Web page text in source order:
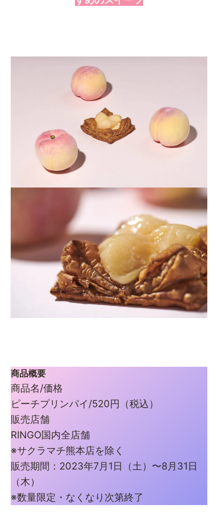
商品概要
商品名/価格
ピーチプリンパイ/520円（税込）
販売店舗
RINGO国内全店舗
※サクラマチ熊本店を除く
販売期間：2023年7月1日（土）〜8月31日
（木）
※数量限定・なくなり次第終了